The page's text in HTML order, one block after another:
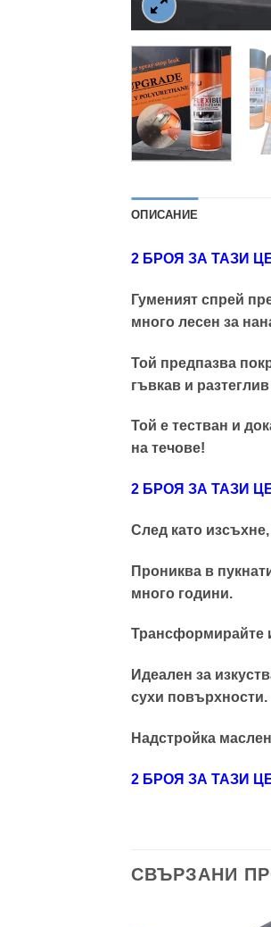
ОПИСАНИЕ
2 БРОЯ ЗА ТАЗИ
Гуменият спрей
много лесен за
Той предпазва
гъвкав и
Той е тестван и
на течове!
2 БРОЯ ЗА ТАЗИ
След като
Прониква в
много години.
Трансформирайте
Идеален за
сухи
Надстройка
2 БРОЯ ЗА ТАЗИ
СВЪРЗАНИ